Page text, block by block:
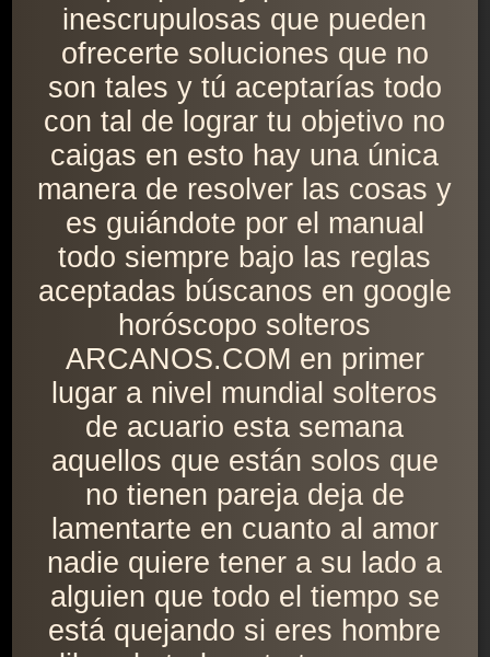
inescrupulosas que pueden
ofrecerte soluciones que no
son tales y tú aceptarías todo
con tal de lograr tu objetivo no
caigas en esto hay una única
manera de resolver las cosas y
es guiándote por el manual
todo siempre bajo las reglas
aceptadas búscanos en google
horóscopo solteros
ARCANOS.COM en primer
lugar a nivel mundial solteros
de acuario esta semana
aquellos que están solos que
no tienen pareja deja de
lamentarte en cuanto al amor
nadie quiere tener a su lado a
alguien que todo el tiempo se
está quejando si eres hombre